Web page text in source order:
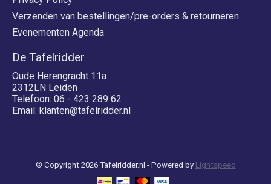
Verzenden van bestellingen/pre-orders & retourneren
Evenementen Agenda
De Tafelridder
Oude Herengracht 11a
2312LN Leiden
Telefoon: 06 - 423 289 62
Email: klanten@tafelridder.nl
© Copyright 2026 Tafelridder.nl - Powered by Lightspeed